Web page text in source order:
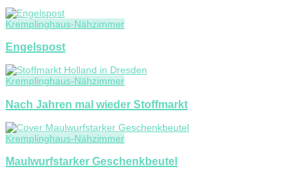
Kremplinghaus-Nähzimmer
Engelspost
Kremplinghaus-Nähzimmer
Nach Jahren mal wieder Stoffmarkt
Kremplinghaus-Nähzimmer
Maulwurfstarker Geschenkbeutel